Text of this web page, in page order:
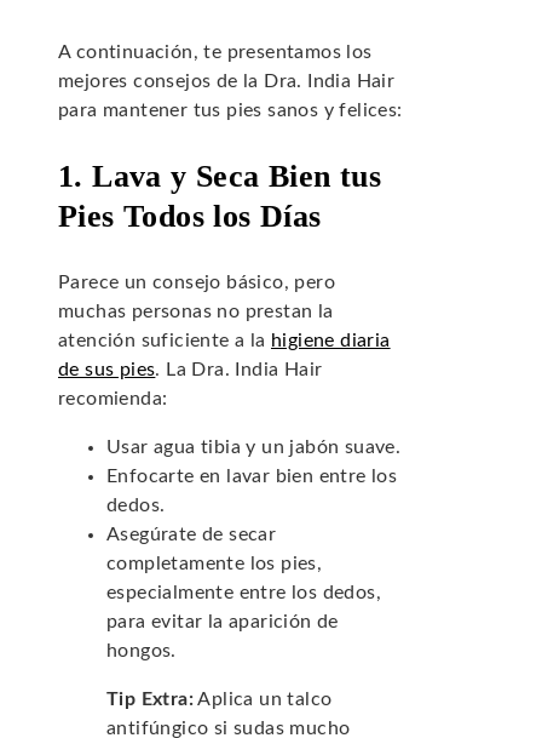
A continuación, te presentamos los
mejores consejos de la Dra. India Hair
para mantener tus pies sanos y felices:
1. Lava y Seca Bien tus
Pies Todos los Días
Parece un consejo básico, pero
muchas personas no prestan la
atención suficiente a la higiene diaria
de sus pies. La Dra. India Hair
recomienda:
Usar agua tibia y un jabón suave.
Enfocarte en lavar bien entre los
dedos.
Asegúrate de secar
completamente los pies,
especialmente entre los dedos,
para evitar la aparición de
hongos.
Tip Extra:Aplica un talco
antifúngico si sudas mucho